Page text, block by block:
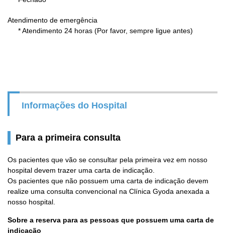
Atendimento de emergência
* Atendimento 24 horas (Por favor, sempre ligue antes)
Informações do Hospital
Para a primeira consulta
Os pacientes que vão se consultar pela primeira vez em nosso
hospital devem trazer uma carta de indicação.
Os pacientes que não possuem uma carta de indicação devem
realize uma consulta convencional na Clínica Gyoda anexada a
nosso hospital.
Sobre a reserva para as pessoas que possuem uma carta de
indicação